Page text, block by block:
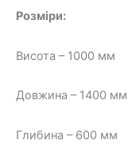
Розміри:
Висота – 1000 мм
Довжина – 1400 мм
Глибина – 600 мм